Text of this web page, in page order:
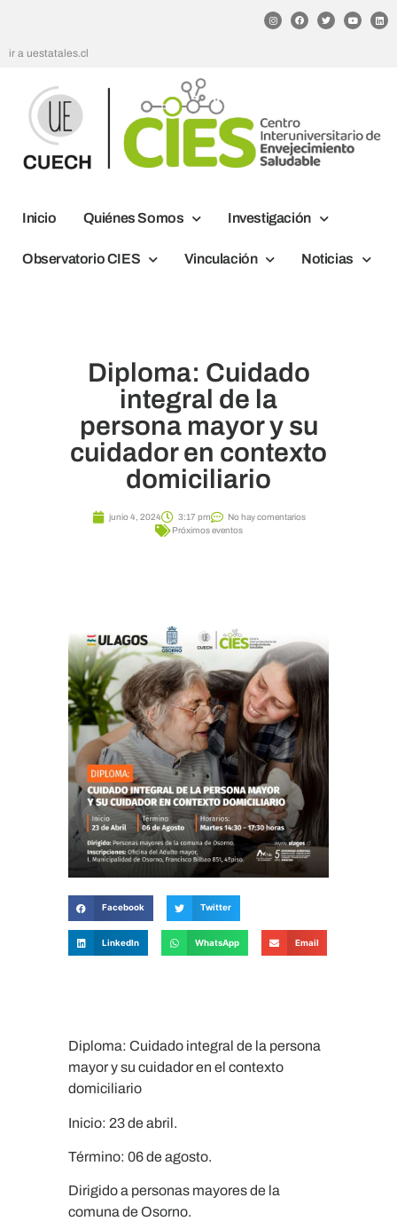
ir a uestatales.cl
Inicio Quiénes Somos Investigación
Observatorio CIES Vinculación Noticias
Diploma: Cuidado
integral de la
persona mayor y su
cuidador en contexto
domiciliario
junio 4, 2024 3:17 pm
No hay comentarios
Próximos eventos
Facebook Twitter
LinkedIn WhatsApp Email
Diploma: Cuidado integral de la persona
mayor y su cuidador en el contexto
domiciliario
Inicio: 23 de abril.
Término: 06 de agosto.
Dirigido a personas mayores de la
comuna de Osorno.